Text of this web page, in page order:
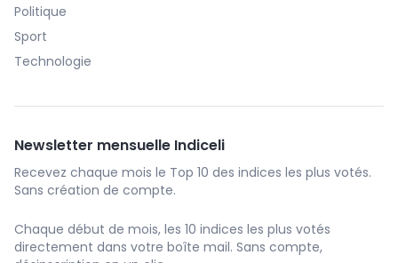
Politique
Sport
Technologie
Newsletter mensuelle Indiceli
Recevez chaque mois le Top 10 des indices les plus votés.
Sans création de compte.
Chaque début de mois, les 10 indices les plus votés
directement dans votre boîte mail. Sans compte,